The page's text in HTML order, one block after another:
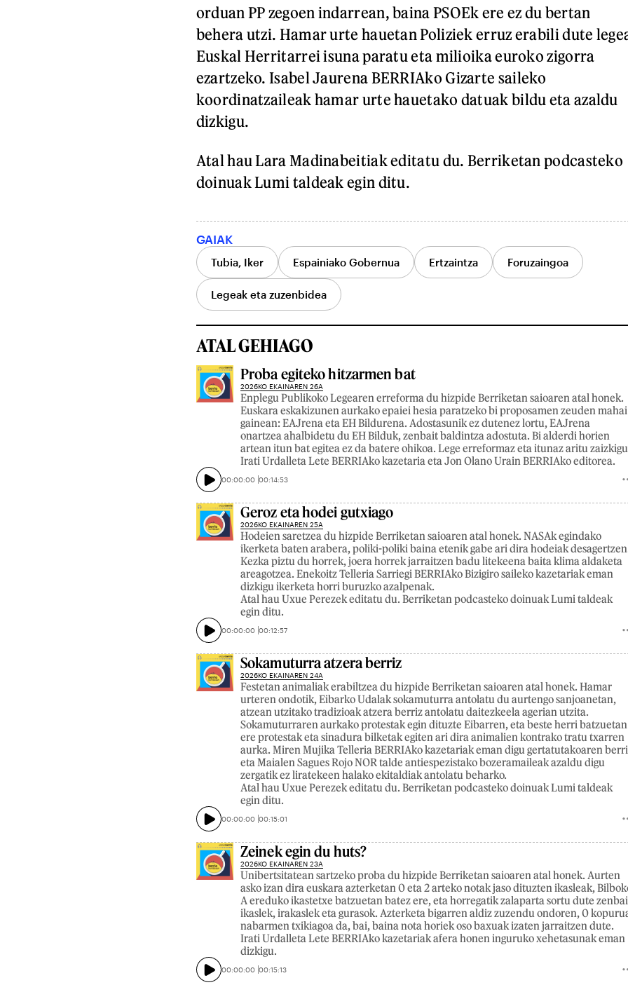
orduan PP zegoen indarrean, baina PSOEk ere ez du bertan
behera utzi. Hamar urte hauetan Poliziek erruz erabili dute
Euskal Herritarrei isuna paratu eta milioika euroko zigorra
ezartzeko. Isabel Jaurena BERRIAko Gizarte saileko
koordinatzaileak hamar urte hauetako datuak bildu eta azaldu
dizkigu.
Atal hau Lara Madinabeitiak editatu du. Berriketan podcasteko
doinuak Lumi taldeak egin ditu.
GAIAK
Tubia, Iker Espainiako Gobernua Ertzaintza Foruzaingoa
Legeak eta zuzenbidea
ATAL GEHIAGO
Proba egiteko hitzarmen bat
2026KO EKAINAREN 26A
Enplegu Publikoko Legearen erreforma du hizpide Berriketan saioaren atal honek.
Euskara eskakizunen aurkako epaiei hesia paratzeko bi proposamen zeuden mahai
gainean: EAJrena eta EH Bildurena. Adostasunik ez dutenez lortu, EAJrena
onartzea ahalbidetu du EH Bilduk, zenbait baldintza adostuta. Bi alderdi horien
artean itun bat egitea ez da batere ohikoa. Lege erreformaz eta itunaz aritu zaizkigu
Irati Urdalleta Lete BERRIAko kazetaria eta Jon Olano Urain BERRIAko editorea.
00:00:00 00:14:53
Geroz eta hodei gutxiago
2026KO EKAINAREN 25A
Hodeien saretzea du hizpide Berriketan saioaren atal honek. NASAk egindako
ikerketa baten arabera, poliki-poliki baina etenik gabe ari dira hodeiak
Kezka piztu du horrek, joera horrek jarraitzen badu litekeena baita klima aldaketa
areagotzea. Enekoitz Telleria Sarriegi BERRIAko Bizigiro saileko kazetariak eman
dizkigu ikerketa horri buruzko azalpenak.
Atal hau Uxue Perezek editatu du. Berriketan podcasteko doinuak Lumi taldeak
egin ditu.
00:00:00 00:12:57
Sokamuturra atzera berriz
2026KO EKAINAREN 24A
Festetan animaliak erabiltzea du hizpide Berriketan saioaren atal honek. Hamar
urteren ondotik, Eibarko Udalak sokamuturra antolatu du aurtengo sanjoanetan,
atzean utzitako tradizioak atzera berriz antolatu daitezkeela agerian utzita.
Sokamuturraren aurkako protestak egin dituzte Eibarren, eta beste herri batzuetan
ere protestak eta sinadura bilketak egiten ari dira animalien kontrako tratu txarren
aurka. Miren Mujika Telleria BERRIAko kazetariak eman digu gertatutakoaren
eta Maialen Sagues Rojo NOR talde antiespezistako bozeramaileak azaldu digu
zergatik ez liratekeen halako ekitaldiak antolatu beharko.
Atal hau Uxue Perezek editatu du. Berriketan podcasteko doinuak Lumi taldeak
egin ditu.
00:00:00 00:15:01
Zeinek egin du huts?
2026KO EKAINAREN 23A
Unibertsitatean sartzeko proba du hizpide Berriketan saioaren atal honek. Aurten
asko izan dira euskara azterketan 0 eta 2 arteko notak jaso dituzten ikasleak,
A ereduko ikastetxe batzuetan batez ere, eta horregatik zalaparta sortu dute
ikaslek, irakaslek eta gurasok. Azterketa bigarren aldiz zuzendu ondoren, 0
nabarmen txikiagoa da, bai, baina nota horiek oso baxuak izaten jarraitzen dute.
Irati Urdalleta Lete BERRIAko kazetariak afera honen inguruko xehetasunak eman
dizkigu.
00:00:00 00:15:13